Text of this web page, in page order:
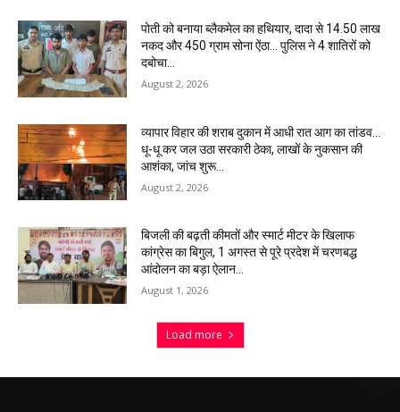
पोती को बनाया ब्लैकमेल का हथियार, दादा से 14.50 लाख
नकद और 450 ग्राम सोना ऐंठा… पुलिस ने 4 शातिरों को
दबोचा…
August 2, 2026
व्यापार विहार की शराब दुकान में आधी रात आग का तांडव…
धू-धू कर जल उठा सरकारी ठेका, लाखों के नुकसान की
आशंका, जांच शुरू…
August 2, 2026
बिजली की बढ़ती कीमतों और स्मार्ट मीटर के खिलाफ
कांग्रेस का बिगुल, 1 अगस्त से पूरे प्रदेश में चरणबद्ध
आंदोलन का बड़ा ऐलान…
August 1, 2026
Load more